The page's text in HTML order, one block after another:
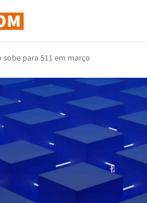
para 511 em março